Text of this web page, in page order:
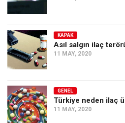
KAPAK
Asıl salgın ilaç
11 MAY, 2020
GENEL
Türkiye neden ilaç
11 MAY, 2020